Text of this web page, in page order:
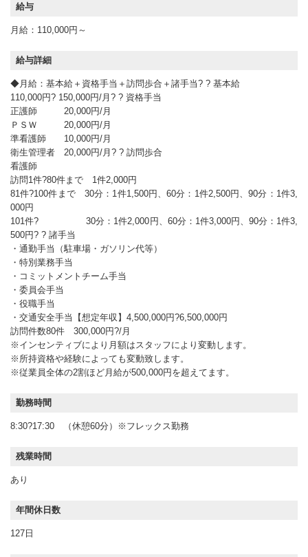
給与
月給：110,000円～
給与詳細
◆月給：基本給＋資格手当＋訪問歩合＋諸手当? ? 基本給
110,000円? 150,000円/月? ? 資格手当
正護師 20,000円/月
ＰＳＷ 20,000円/月
準看護師 10,000円/月
衛生管理者 20,000円/月? ? 訪問歩合
看護師
訪問1件?80件まで 1件2,000円
81件?100件まで 30分：1件1,500円、60分：1件2,500円、90分：1件3,
000円
101件? 30分：1件2,000円、60分：1件3,000円、90分：1件3,
500円? ? 諸手当
・通勤手当（駐車場・ガソリン代等）
・特別業務手当
・コミットメントチーム手当
・委員会手当
・役職手当
・交通安全手当【想定年収】4,500,000円?6,500,000円
訪問件数80件 300,000円?/月
※インセンティブにより月額はスタッフにより変動します。
※所持資格や経験によっても変動致します。
※従業員全体の2割ほど月給が500,000円を超えてます。
勤務時間
8:30?17:30 （休憩60分）※フレックス勤務
残業時間
あり
年間休日数
127日